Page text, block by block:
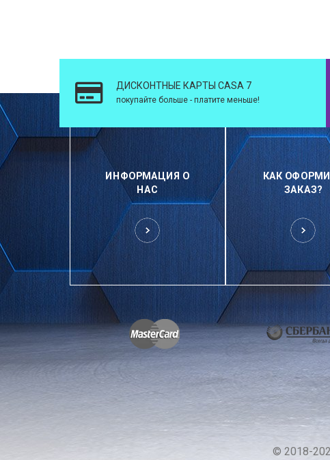
ДИСКОНТНЫЕ КАРТЫ CASA 7
покупайте больше - платите меньше!
ИНФОРМАЦИЯ О
НАС
КАК
ЗАКАЗ?
© 2018-